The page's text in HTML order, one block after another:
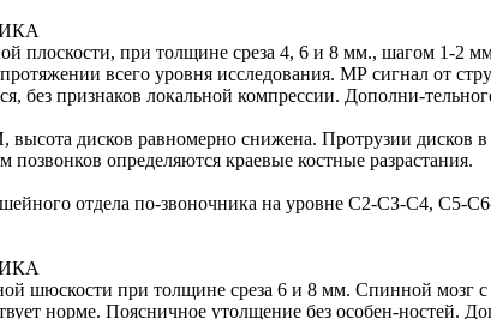
плоскости, при толщине среза 4, 6 и 8 мм., шагом 1-2
всего уровня исследования. МР сигнал от
признаков локальной компрессии. Дополни-
дисков равномерно снижена. Протрузии дисков в
определяются краевые костные разрастания.
отдела по-звоночника на уровне С2-СЗ-С4, С5-
шюскости при толщине среза 6 и 8 мм. Спинной мозг
норме. Поясничное утолщение без особен-ностей.